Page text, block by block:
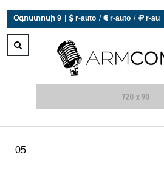
Օգոստոսի 9  r-auto /  r-auto /  r-au
05